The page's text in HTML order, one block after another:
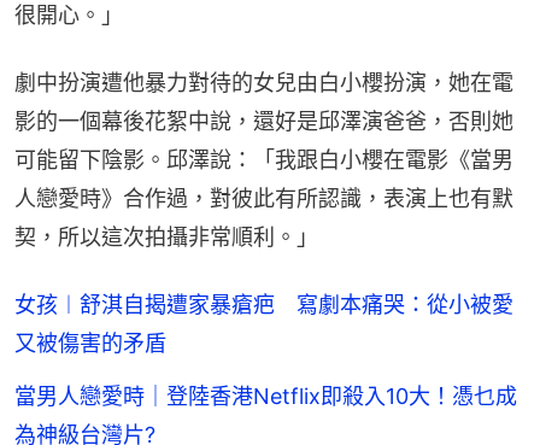
很開心。」
劇中扮演遭他暴力對待的女兒由白小櫻扮演，她在電
影的一個幕後花絮中說，還好是邱澤演爸爸，否則她
可能留下陰影。邱澤說：「我跟白小櫻在電影《當男
人戀愛時》合作過，對彼此有所認識，表演上也有默
契，所以這次拍攝非常順利。」
女孩︱舒淇自揭遭家暴瘡疤 寫劇本痛哭：從小被愛
又被傷害的矛盾
當男人戀愛時｜登陸香港Netflix即殺入10大！憑乜成
為神級台灣片?